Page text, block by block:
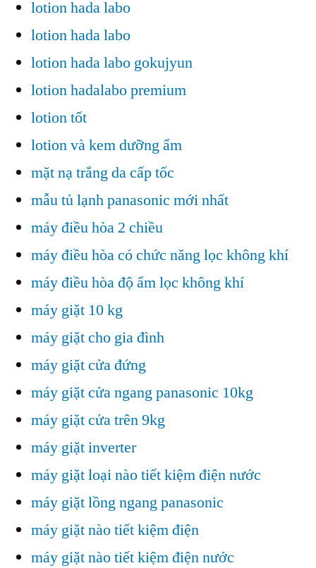
lotion hada labo
lotion hada labo
lotion hada labo gokujyun
lotion hadalabo premium
lotion tốt
lotion và kem dưỡng ẩm
mặt nạ trắng da cấp tốc
mẫu tủ lạnh panasonic mới nhất
máy điều hòa 2 chiều
máy điều hòa có chức năng lọc không khí
máy điều hòa độ ẩm lọc không khí
máy giặt 10 kg
máy giặt cho gia đình
máy giặt cửa đứng
máy giặt cửa ngang panasonic 10kg
máy giặt cửa trên 9kg
máy giặt inverter
máy giặt loại nào tiết kiệm điện nước
máy giặt lồng ngang panasonic
máy giặt nào tiết kiệm điện
máy giặt nào tiết kiệm điện nước